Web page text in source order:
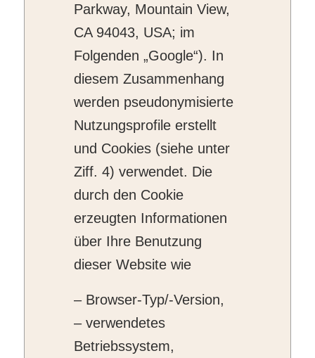
Parkway, Mountain View,
CA 94043, USA; im
Folgenden „Google“). In
diesem Zusammenhang
werden pseudonymisierte
Nutzungsprofile erstellt
und Cookies (siehe unter
Ziff. 4) verwendet. Die
durch den Cookie
erzeugten Informationen
über Ihre Benutzung
dieser Website wie
– Browser-Typ/-Version,
– verwendetes
Betriebssystem,